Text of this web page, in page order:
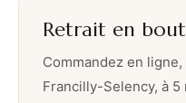
Retrait en
Commandez en
Francilly-Selency, à